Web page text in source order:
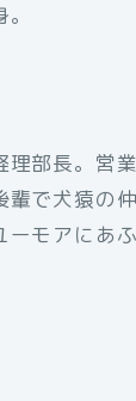
部長。営
輩で犬猿の
モアにあ